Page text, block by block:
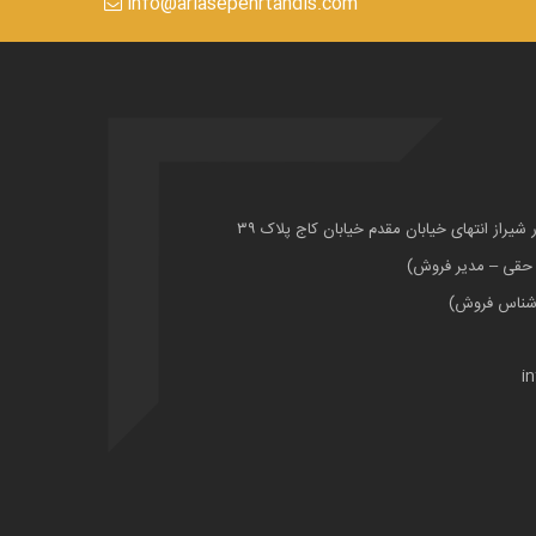
شیراز انتهای خیابان مقدم خیابان کاج پلاک ۳۹